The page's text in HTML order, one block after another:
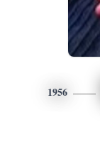
1956